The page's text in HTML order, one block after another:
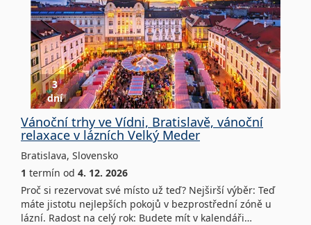
3
dní
Vánoční trhy ve Vídni, Bratislavě, vánoční
relaxace v lázních Velký Meder
Bratislava, Slovensko
1 termín od 4. 12. 2026
Proč si rezervovat své místo už teď? Nejširší výběr: Teď
máte jistotu nejlepších pokojů v bezprostřední zóně u
lázní. Radost na celý rok: Budete mít v kalendáři…